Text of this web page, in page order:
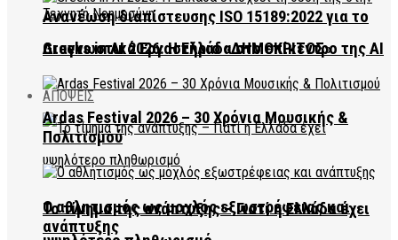
Ανανέωση διαπίστευσης ISO 15189:2022 για το
Διαγνωστικό Εργαστήριο «ΔΗΜΟΚΡΙΤΟΣ»
ΑΠΟΨΕΙΣ
Το τίμημα της ανάπτυξης – Γιατί η Ελλάδα έχει
Greeks in AI 2026: Η Ελλάδα στο επίκεντρο της AI
Ardas Festival 2026 – 30 Χρόνια Μουσικής &
Πολιτισμού
Ο αθλητισμός ως μοχλός εξωστρέφειας και
ανάπτυξης